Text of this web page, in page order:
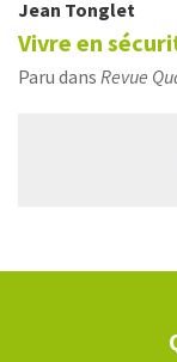
Jean Tonglet
Vivre en
Paru dans Revue